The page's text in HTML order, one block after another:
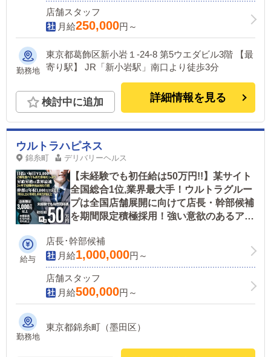
店舗スタッフ
月給250,000円～
勤務地
東京都葛飾区新小岩１-24-8 第5ウエダビル3階 【最
寄り駅】 JR「新小岩駅」南口より徒歩3分
検討中に追加 詳細情報を見る
ウルトラハピネス
錦糸町 デリバリーヘルス
【未経験でも初任給は50万円!!】某サイト
全国総合1位,業界最大手！ウルトラグルー
プは全国店舗展開に向けて店長・幹部候補
を期間限定積極採用！強い意欲のあるアナ
束します
給与
店長･幹部候補
月給1,000,000円～
店舗スタッフ
月給500,000円～
勤務地
東京都錦糸町（墨田区）